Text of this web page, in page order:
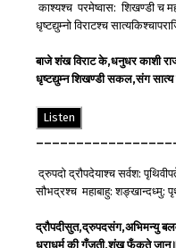
काश्यश्च परमेष्वास: शिखण्डी च
धृष्टद्युम्नो विराटश्च
बाजेशंखविराटके,धनुधरकाशी
धृष्टद्युम्नशिखण्डीसकल,संग
Listen
द्रुपदो द्रौपदेयाश्च सर्वश:
सौभद्रश्च महाबाहु: शङ्खान्दध्मु:
द्रौपदीसुत,द्रुपदसंग,अभिमन्यु
धराधर्मकीगूँजती,शंखफूँकतेजान